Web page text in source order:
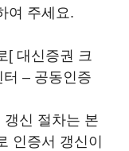
여 주세요.
[ 대신증권 크
– 공동인증
신 절차는 본
인증서 갱신이